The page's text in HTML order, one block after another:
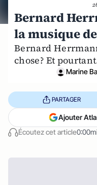
Bernard
la musique
Bernard
chose? Et
Marine
Écoutez cet article
PARTAGER
Ajouter